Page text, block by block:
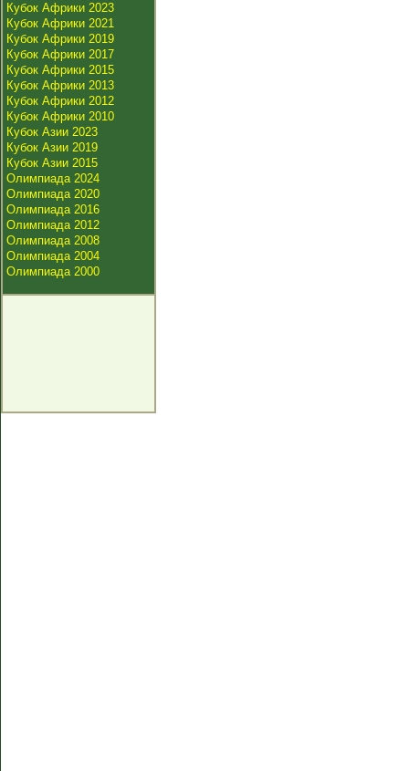
Кубок Африки 2023
Кубок Африки 2021
Кубок Африки 2019
Кубок Африки 2017
Кубок Африки 2015
Кубок Африки 2013
Кубок Африки 2012
Кубок Африки 2010
Кубок Азии 2023
Кубок Азии 2019
Кубок Азии 2015
Олимпиада 2024
Олимпиада 2020
Олимпиада 2016
Олимпиада 2012
Олимпиада 2008
Олимпиада 2004
Олимпиада 2000